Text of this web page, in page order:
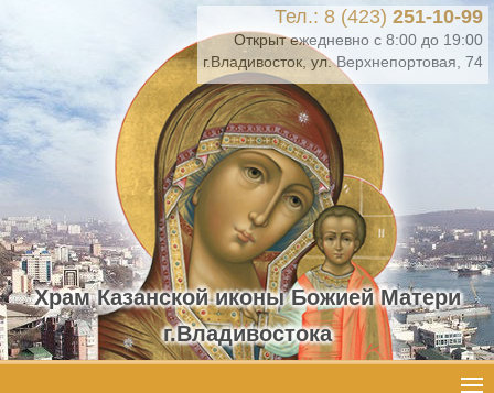
Тел.: 8 (423) 251-10-99
Открыт ежедневно с 8:00 до 19:00
г.Владивосток, ул. Верхнепортовая, 74
Храм Казанской иконы Божией Матери
г.Владивостока